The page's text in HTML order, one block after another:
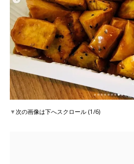
▼次の画像は下へスクロール (1/6)